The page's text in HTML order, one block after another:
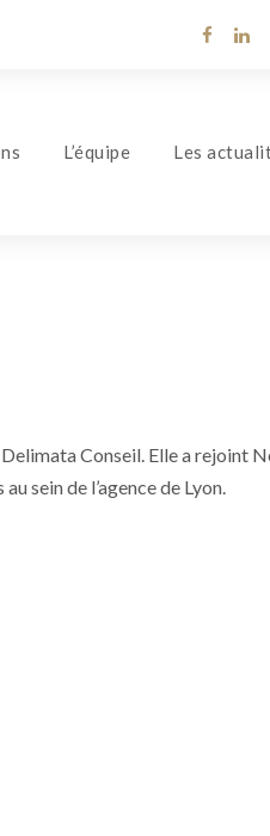
L’équipe Les
Delimata Conseil. Elle a rejoint
sein de l’agence de Lyon.